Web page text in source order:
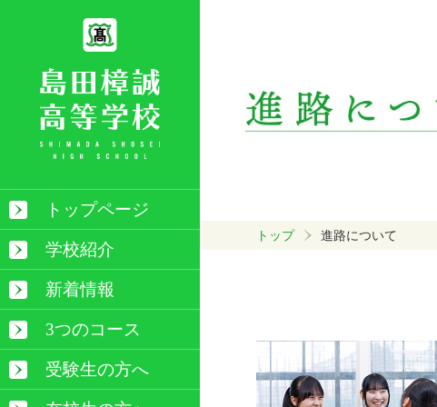
トップページ
学校紹介
新着情報
3つのコース
受験生の方へ
トップ 進路について